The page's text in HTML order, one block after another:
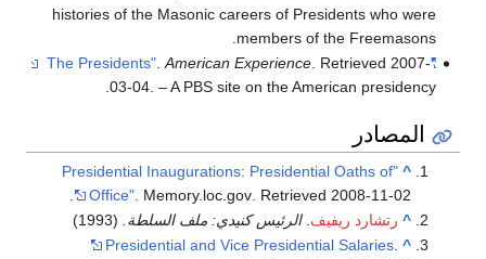
histories of the Masonic careers of Presidents who were
members of the Freemasons.
"The Presidents"
.American Experience. Retrieved 2007-
03-04. – A PBS site on the American presidency.
المصادر
^
"Presidential Inaugurations: Presidential Oaths of
Office" . Memory.loc.gov . Retrieved 2008-11-02
^ رتشارد ريفيف .الرئيس كنيدي: ملف السلطة.
(1993)
^
Presidential and Vice Presidential Salaries.